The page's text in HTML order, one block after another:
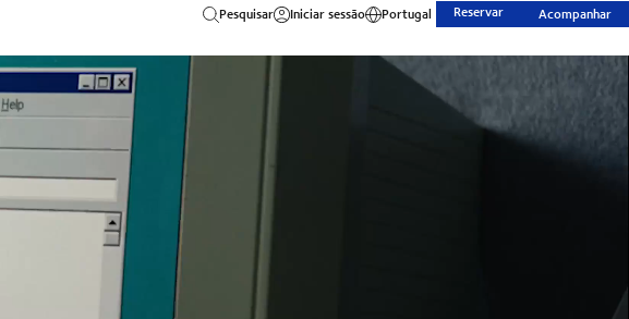
Pesquisar Iniciar sessão Portugal Reservar Acompanhar